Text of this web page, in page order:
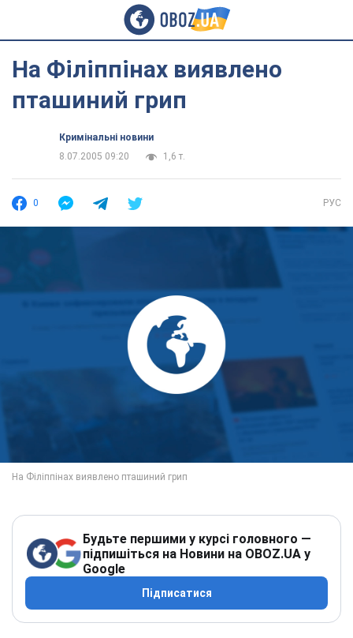
На Філіппінах виявлено
пташиний грип
Кримінальні новини
8.07.2005 09:20
1,6 т.
0 РУС
Будьте першими у курсі головного —
підпишіться на Новини на OBOZ.UA у
Google
Підписатися